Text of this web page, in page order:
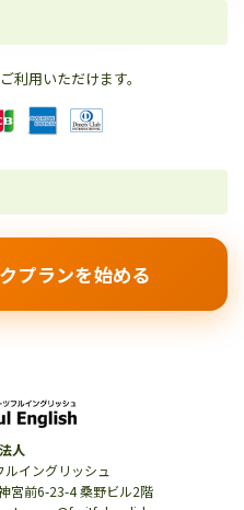
利用いただけます。
プランを始める
人
イングリッシュ
宮前6-23-4 桑野ビル2階